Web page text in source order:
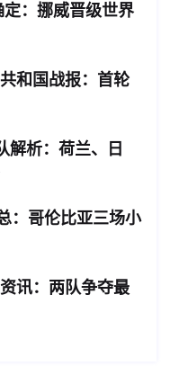
：挪威晋级世界
和国战报：首轮
解析：荷兰、日
：哥伦比亚三场小
讯：两队争夺最